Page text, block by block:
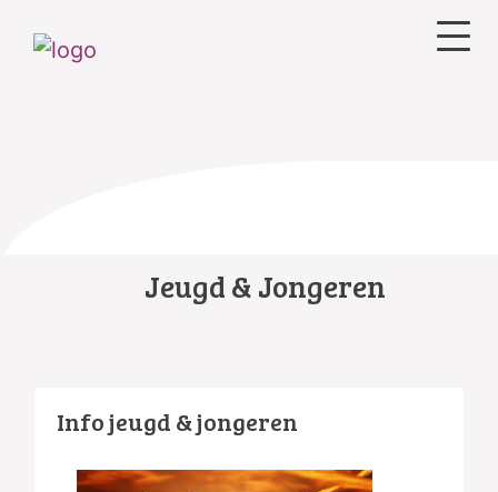
Jeugd & Jongeren
Info jeugd & jongeren